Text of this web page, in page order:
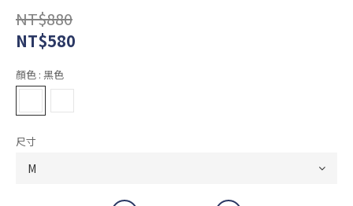
NT$880
NT$580
顏色 : 黑色
尺寸